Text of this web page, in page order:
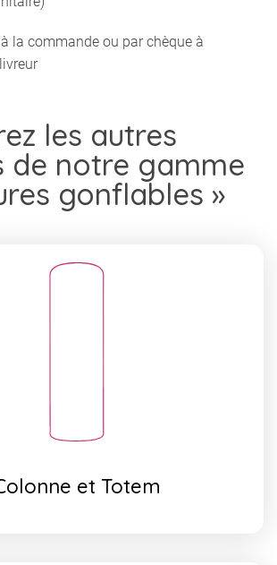
la commande ou par chèque à
les autres
de notre gamme
gonflables »
et Totem